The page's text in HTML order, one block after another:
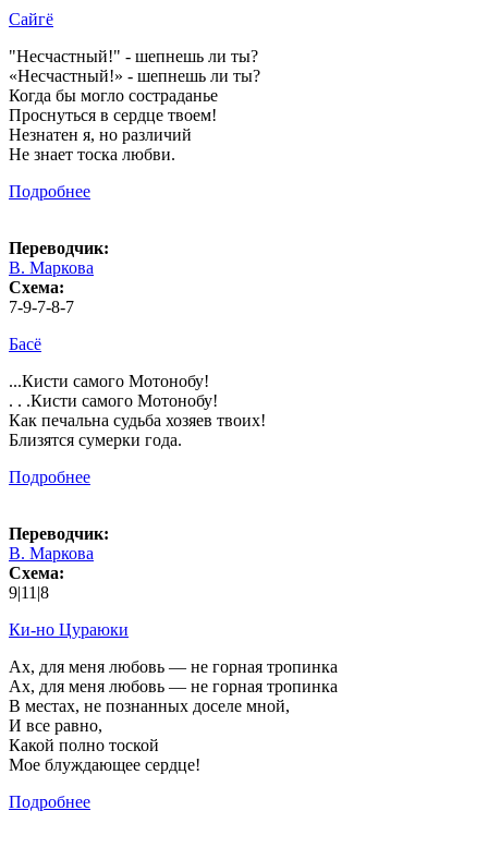
Сайгё
"Несчастный!" - шепнешь ли ты?
«Несчастный!» - шепнешь ли ты?
Когда бы могло состраданье
Проснуться в сердце твоем!
Незнатен я, но различий
Не знает тоска любви.
Подробнее
Переводчик:
В. Маркова
Схема:
7-9-7-8-7
Басё
...Кисти самого Мотонобу!
. . .Кисти самого Мотонобу!
Как печальна судьба хозяев твоих!
Близятся сумерки года.
Подробнее
Переводчик:
В. Маркова
Схема:
9|11|8
Ки-но Цураюки
Ах, для меня любовь — не горная тропинка
Ах, для меня любовь — не горная тропинка
В местах, не познанных доселе мной,
И все равно,
Какой полно тоской
Мое блуждающее сердце!
Подробнее